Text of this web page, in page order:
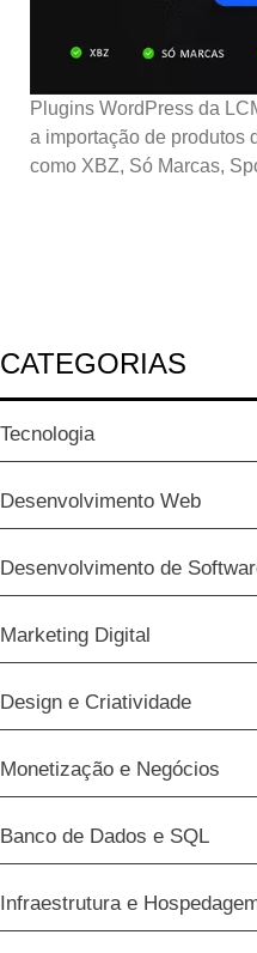
Plugins WordPress da
a importação de produtos
como XBZ, Só Marcas,
CATEGORIAS
Tecnologia
Desenvolvimento Web
Desenvolvimento de
Marketing Digital
Design e Criatividade
Monetização e Negócios
Banco de Dados e SQL
Infraestrutura e